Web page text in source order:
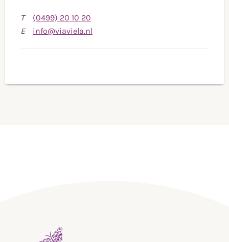
T (0499) 20 10 20
naar
10
E info@viaviela.nl
naar